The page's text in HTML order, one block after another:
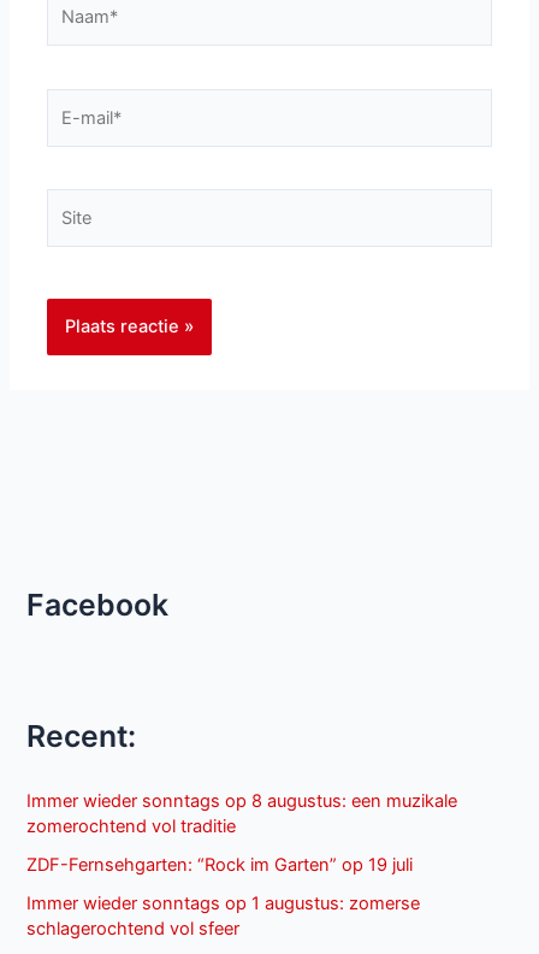
mail*
Facebook
Recent:
Immer wieder sonntags op 8 augustus: een muzikale
zomerochtend vol traditie
ZDF-Fernsehgarten: “Rock im Garten” op 19 juli
Immer wieder sonntags op 1 augustus: zomerse
schlagerochtend vol sfeer